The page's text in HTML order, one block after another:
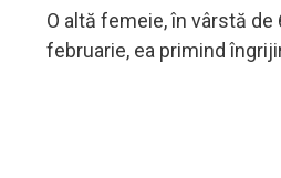
O altă femeie, în vârstă
februarie, ea primind